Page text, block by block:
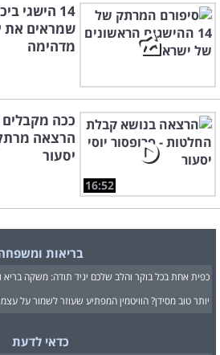
14 הישגי
שמראים את
מדהימה
16:52
ככה
הרצאה
יסעור
בריאות
כפית אחת בכל בוקר והלב שלכם יגיד תודה: משקה בריא
יותר טוב מסידן? הוויטמין המפתיע שעוזר לשמור על
כדאי לדעת